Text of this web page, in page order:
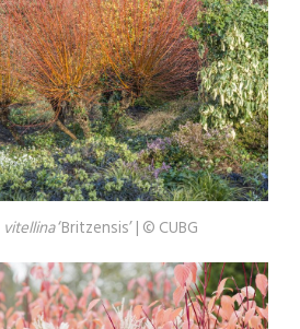
vitellina‘Britzensis’ | © CUBG